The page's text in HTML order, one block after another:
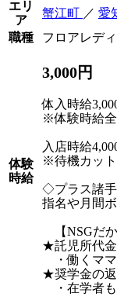
エリ
ア
蟹江町 ／ 愛
職種
フロアレディ
体験
時給
3,000円
体入時給
※体験時給
入店時給
※待機カッ
◇プラス諸手
指名や月間
【NSGだか
★託児所代
・働くママ
★奨学金の返
・在学者も